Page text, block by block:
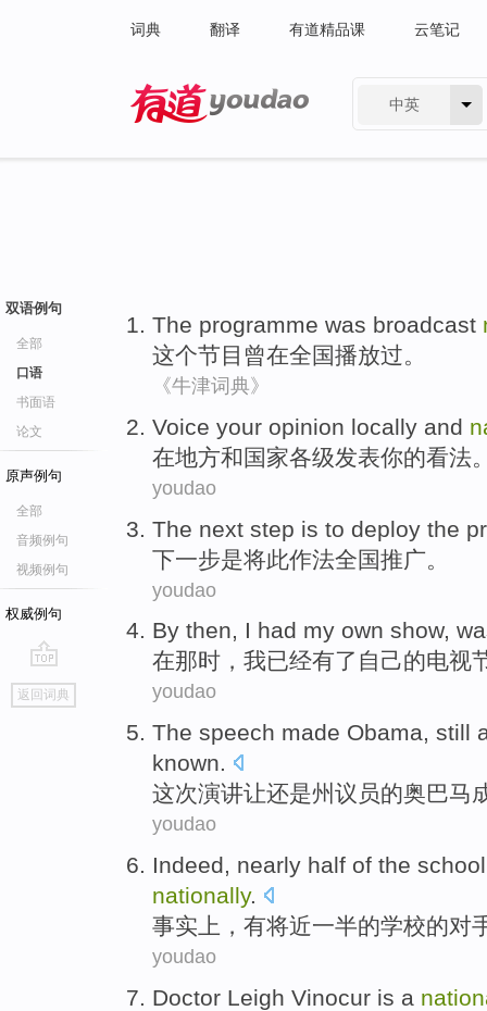
词典 翻译 有道精品课 云笔记
中英
双语例句
全部
口语
书面语
论文
原声例句
全部
音频例句
视频例句
权威例句
go
top
返回词典
The programme was broadcast
这个节目 曾在全国播放过。
《牛津词典》
Voice your opinion locally and
在地方和 国家各级发表你的看法
youdao
The next step is to deploy the
下一步是将此作法全国推广。
youdao
By then, I had my own show,
在那时， 我已经有了 自己的电视
youdao
The speech made Obama, still
known.
这次演讲让还是州议员的奥巴马
youdao
Indeed, nearly half of the school
nationally.
事实上 ， 有将近一半的学校的对
youdao
Doctor Leigh Vinocur is a